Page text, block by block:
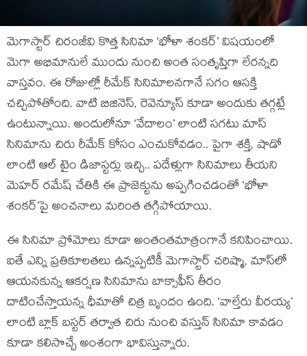
మెగాస్టార్ చిరంజీవి కొత్త సినిమా ‘భోళా శంకర్’ విషయంలో
మెగా అభిమానులే ముందు నుంచి అంత సంతృప్తిగా లేరన్నది
వాస్తవం. ఈ రోజుల్లో రీమేక్ సినిమాలనగానే సగం ఆసక్తి
చచ్చిపోతోంది. వాటి బిజినెస్, రెవెన్యూస్‌ కూడా అందుకు తగ్గట్లే
ఉంటున్నాయి. అందులోనూ ‘వేదాలం’ లాంటి సగటు మాస్
సినిమాను చిరు రీమేక్ కోసం ఎంచుకోవడం.. పైగా శక్తి, షాడో
లాంటి ఆల్ టైం డిజాస్టర్లు ఇచ్చి.. పదేళ్లుగా సినిమాలు తీయని
మెహర్ రమేష్‌ చేతికి ఈ ప్రాజెక్టును అప్పగించడంతో ‘భోళా
శంకర్’పై అంచనాలు మరింత తగ్గిపోయాయి.
ఈ సినిమా ప్రోమోలు కూడా అంతంతమాత్రంగానే కనిపించాయి.
ఐతే ఎన్ని ప్రతికూలతలు ఉన్నప్పటికీ మెగాస్టార్ చరిష్మా, మాస్‌లో
ఆయనకున్న ఆకర్షణ సినిమాను బాక్సాఫీస్ తీరం
దాటించేస్తాయన్న ధీమాతో చిత్ర బృందం ఉంది. ‘వాల్తేరు వీరయ్య’
లాంటి బ్లాక్ బస్టర్ తర్వాత చిరు నుంచి వస్తున్ సినిమా కావడం
కూడా కలిసొచ్చే అంశంగా భావిస్తున్నారు.